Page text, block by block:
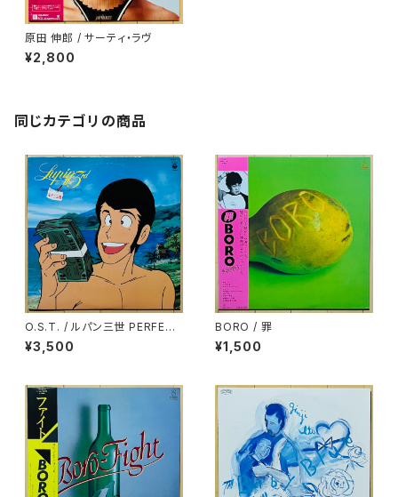
原田 伸郎 / サーティ・ラヴ
¥2,800
同じカテゴリの商品
O.S.T. / ルパン三世 PERFECT
COLLECTION
¥3,500
BORO / 罪
¥1,500